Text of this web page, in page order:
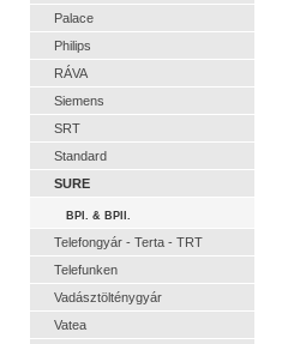
Palace
Philips
RÁVA
Siemens
SRT
Standard
SURE
BPI. & BPII.
Telefongyár - Terta - TRT
Telefunken
Vadásztölténygyár
Vatea